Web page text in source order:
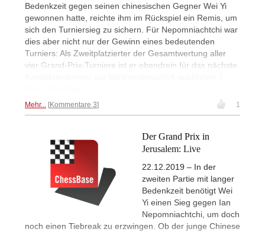
Bedenkzeit gegen seinen chinesischen Gegner Wei Yi
gewonnen hatte, reichte ihm im Rückspiel ein Remis, um
sich den Turniersieg zu sichern. Für Nepomniachtchi war
dies aber nicht nur der Gewinn eines bedeutenden
Turniers: Als Zweitplatzierter der Gesamtwertung aller
vier Grand-Prix-Turniere ist er obendrein für das nächste
Mehr... Kommentare 3 1
Der Grand Prix in
Jerusalem: Live
22.12.2019 – In der
zweiten Partie mit langer
Bedenkzeit benötigt Wei
Yi einen Sieg gegen Ian
Nepomniachtchi, um doch
noch einen Tiebreak zu erzwingen. Ob der junge Chinese